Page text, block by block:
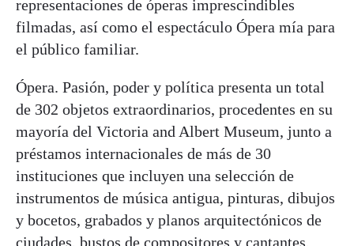
representaciones de óperas imprescindibles
filmadas, así como el espectáculo Ópera mía para
el público familiar.
Ópera. Pasión, poder y política presenta un total
de 302 objetos extraordinarios, procedentes en su
mayoría del Victoria and Albert Museum, junto a
préstamos internacionales de más de 30
instituciones que incluyen una selección de
instrumentos de música antigua, pinturas, dibujos
y bocetos, grabados y planos arquitectónicos de
ciudades, bustos de compositores y cantantes,